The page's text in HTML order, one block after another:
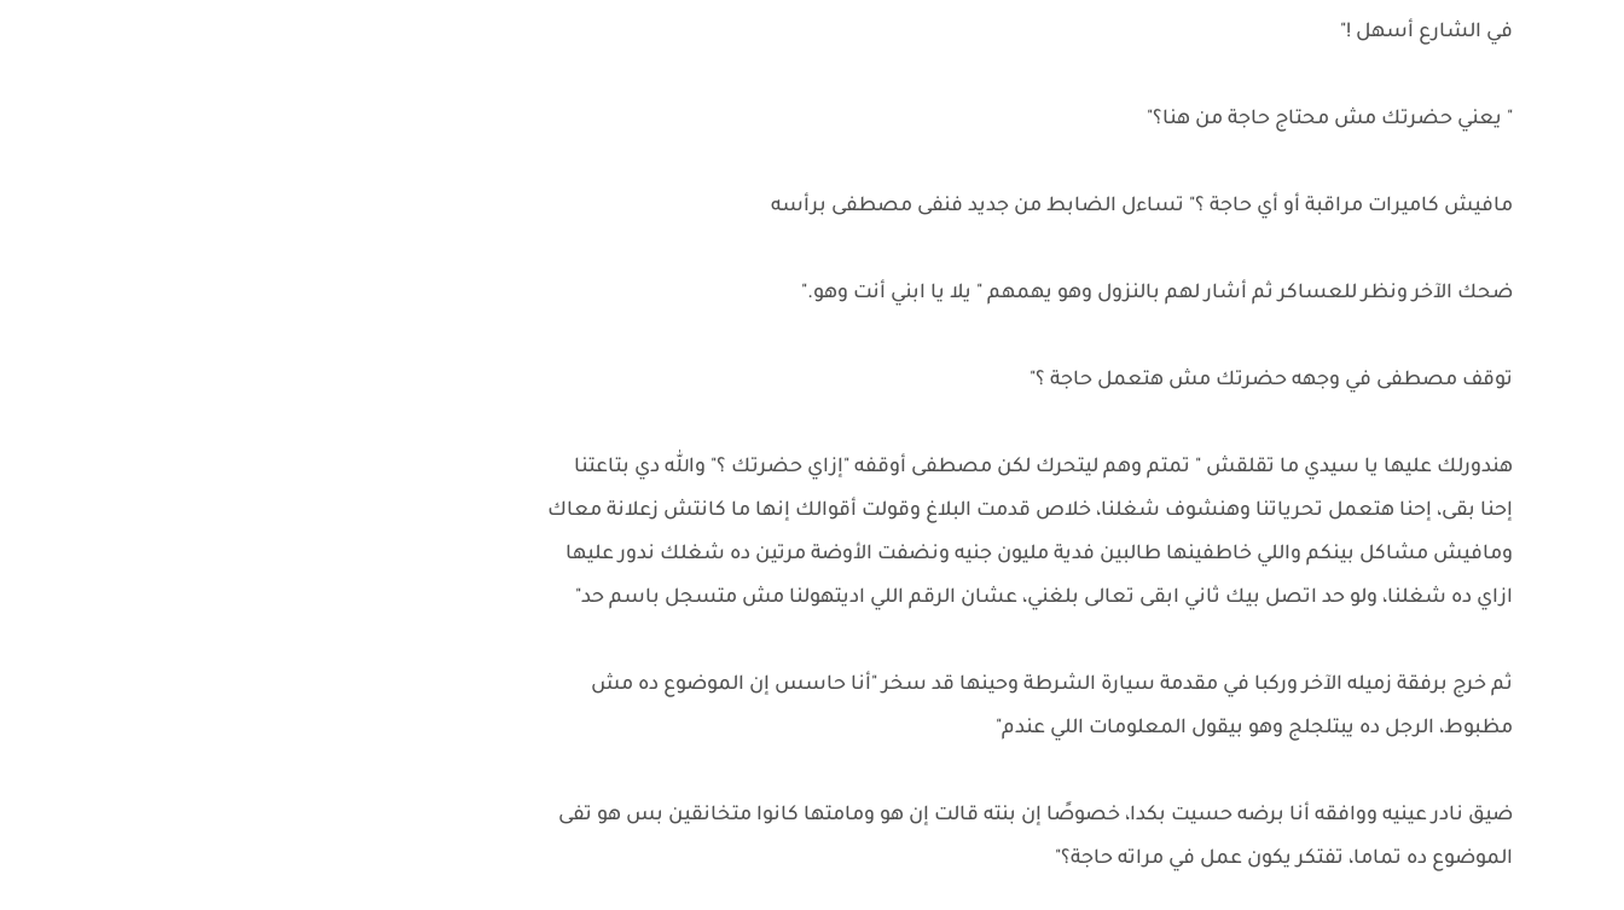
في الشارع أسهل !"
" يعني حضرتك مش محتاج حاجة من هنا؟"
مافيش كاميرات مراقبة أو أي حاجة ؟" تساءل الضابط من جديد فنفى مصطفى برأسه
ضحك الآخر ونظر للعساكر ثم أشار لهم بالنزول وهو يهمهم " يلا يا ابني أنت وهو."
توقف مصطفى في وجهه حضرتك مش هتعمل حاجة ؟"
هندورلك عليها يا سيدي ما تقلقش " تمتم وهم ليتحرك لكن مصطفى أوقفه "إزاي حضرتك ؟" والله دي بتاعتنا
إحنا بقى، إحنا هتعمل تحرياتنا وهنشوف شغلنا، خلاص قدمت البلاغ وقولت أقوالك إنها ما كانتش زعلانة معاك
ومافيش مشاكل بينكم واللي خاطفينها طالبين فدية مليون جنيه ونضفت الأوضة مرتين ده شغلك ندور عليها
ازاي ده شغلنا، ولو حد اتصل بيك ثاني ابقى تعالى بلغني، عشان الرقم اللي اديتهولنا مش متسجل باسم حد"
ثم خرج برفقة زميله الآخر وركبا في مقدمة سيارة الشرطة وحينها قد سخر "أنا حاسس إن الموضوع ده مش
مظبوط، الرجل ده يبتلجلج وهو بيقول المعلومات اللي عندم"
ضيق نادر عينيه ووافقه أنا برضه حسيت بكدا، خصوصًا إن بنته قالت إن هو ومامتها كانوا متخانقين بس هو تفى
الموضوع ده تماما، تفتكر يكون عمل في مراته حاجة؟"